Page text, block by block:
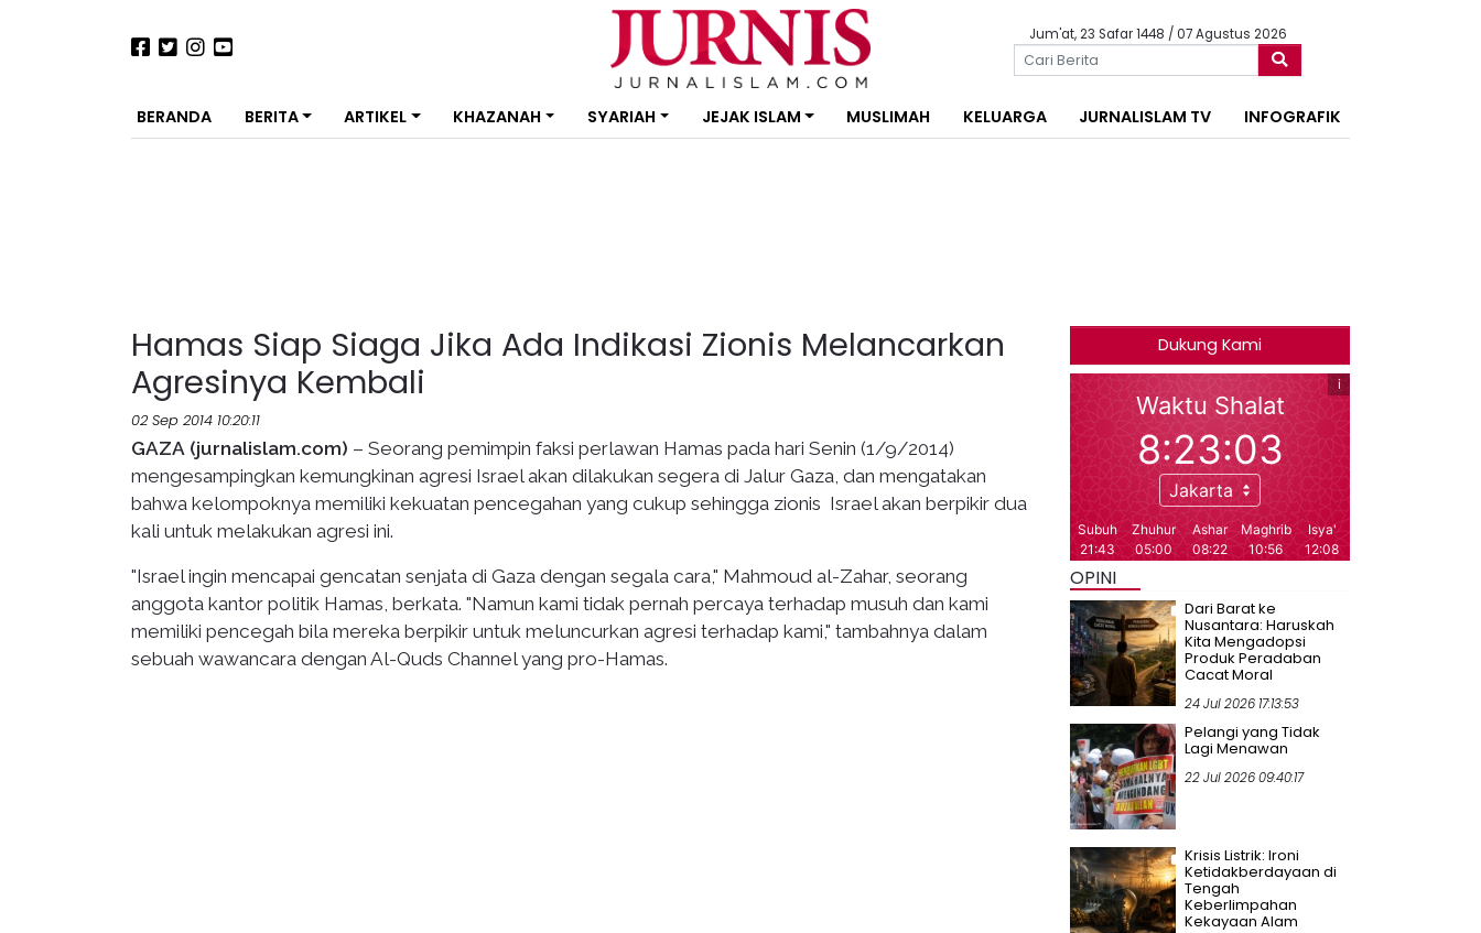
Jum'at, 23 Safar 1448 / 07 Agustus 2026
BERANDA BERITA ARTIKEL KHAZANAH SYARIAH JEJAK ISLAM MUSLIMAH KELUARGA JURNALISLAM TV INFOGRAFIK
Hamas Siap Siaga Jika Ada Indikasi Zionis Melancarkan
Agresinya Kembali
02 Sep 2014 10:20:11
GAZA (jurnalislam.com) – Seorang pemimpin faksi perlawan Hamas pada hari Senin (1/9/2014)
mengesampingkan kemungkinan agresi Israel akan dilakukan segera di Jalur Gaza, dan mengatakan
bahwa kelompoknya memiliki kekuatan pencegahan yang cukup sehingga zionis Israel akan berpikir dua
kali untuk melakukan agresi ini.
"Israel ingin mencapai gencatan senjata di Gaza dengan segala cara," Mahmoud al-Zahar, seorang
anggota kantor politik Hamas, berkata. "Namun kami tidak pernah percaya terhadap musuh dan kami
memiliki pencegah bila mereka berpikir untuk meluncurkan agresi terhadap kami," tambahnya dalam
sebuah wawancara dengan Al-Quds Channel yang pro-Hamas.
Dukung Kami
OPINI
Dari Barat ke
Nusantara: Haruskah
Kita Mengadopsi
Produk Peradaban
Cacat Moral
24 Jul 2026 17:13:53
Pelangi yang Tidak
Lagi Menawan
22 Jul 2026 09:40:17
Krisis Listrik: Ironi
Ketidakberdayaan di
Tengah
Keberlimpahan
Kekayaan Alam